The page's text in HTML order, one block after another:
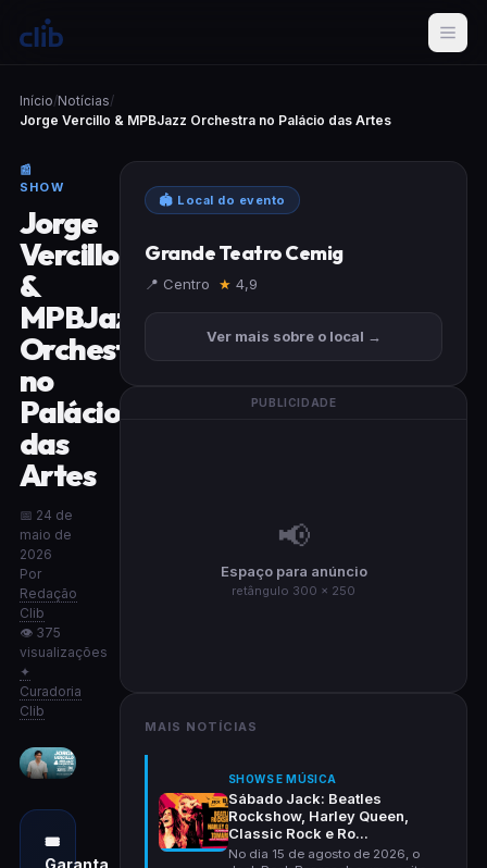
Início/Notícias/
Jorge Vercillo & MPBJazz Orchestra no Palácio das Artes
📰
SHOW
Jorge
Vercillo
&
MPBJazz
Orchestra
no
Palácio
das
Artes
📅 24 de
maio de
2026
Por
Redação
Clib
👁 375
visualizações
✦
Curadoria
Clib
🎟
🏟 Local do evento
Grande Teatro Cemig
📍 Centro ★ 4,9
Ver mais sobre o local →
PUBLICIDADE
📢
Espaço para anúncio
retângulo 300 × 250
MAIS NOTÍCIAS
SHOWS E MÚSICA
Sábado Jack: Beatles
Rockshow, Harley Queen,
Classic Rock e Ro...
No dia 15 de agosto de 2026, o